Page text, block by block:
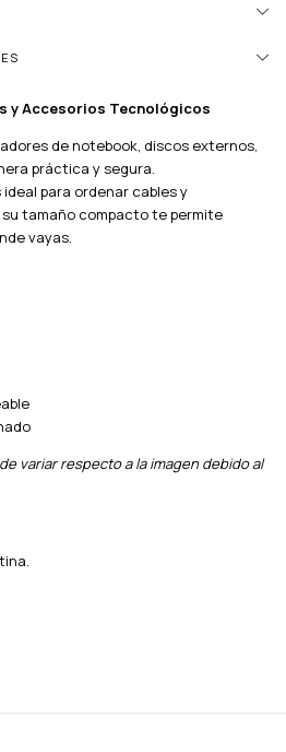
y Accesorios Tecnológicos
de notebook, discos externos,
práctica y segura.
para ordenar cables y
tamaño compacto te permite
vayas.
variar respecto a la imagen debido al